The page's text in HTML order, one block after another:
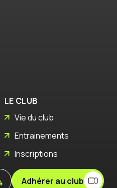
LE CLUB
Vie du club
Entrainements
Inscriptions
Adhérer au club